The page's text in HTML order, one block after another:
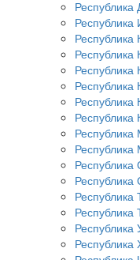
Республика
Республика
Республика
Республика
Республика
Республика
Республика
Республика
Республика
Республика
Республика
Республика